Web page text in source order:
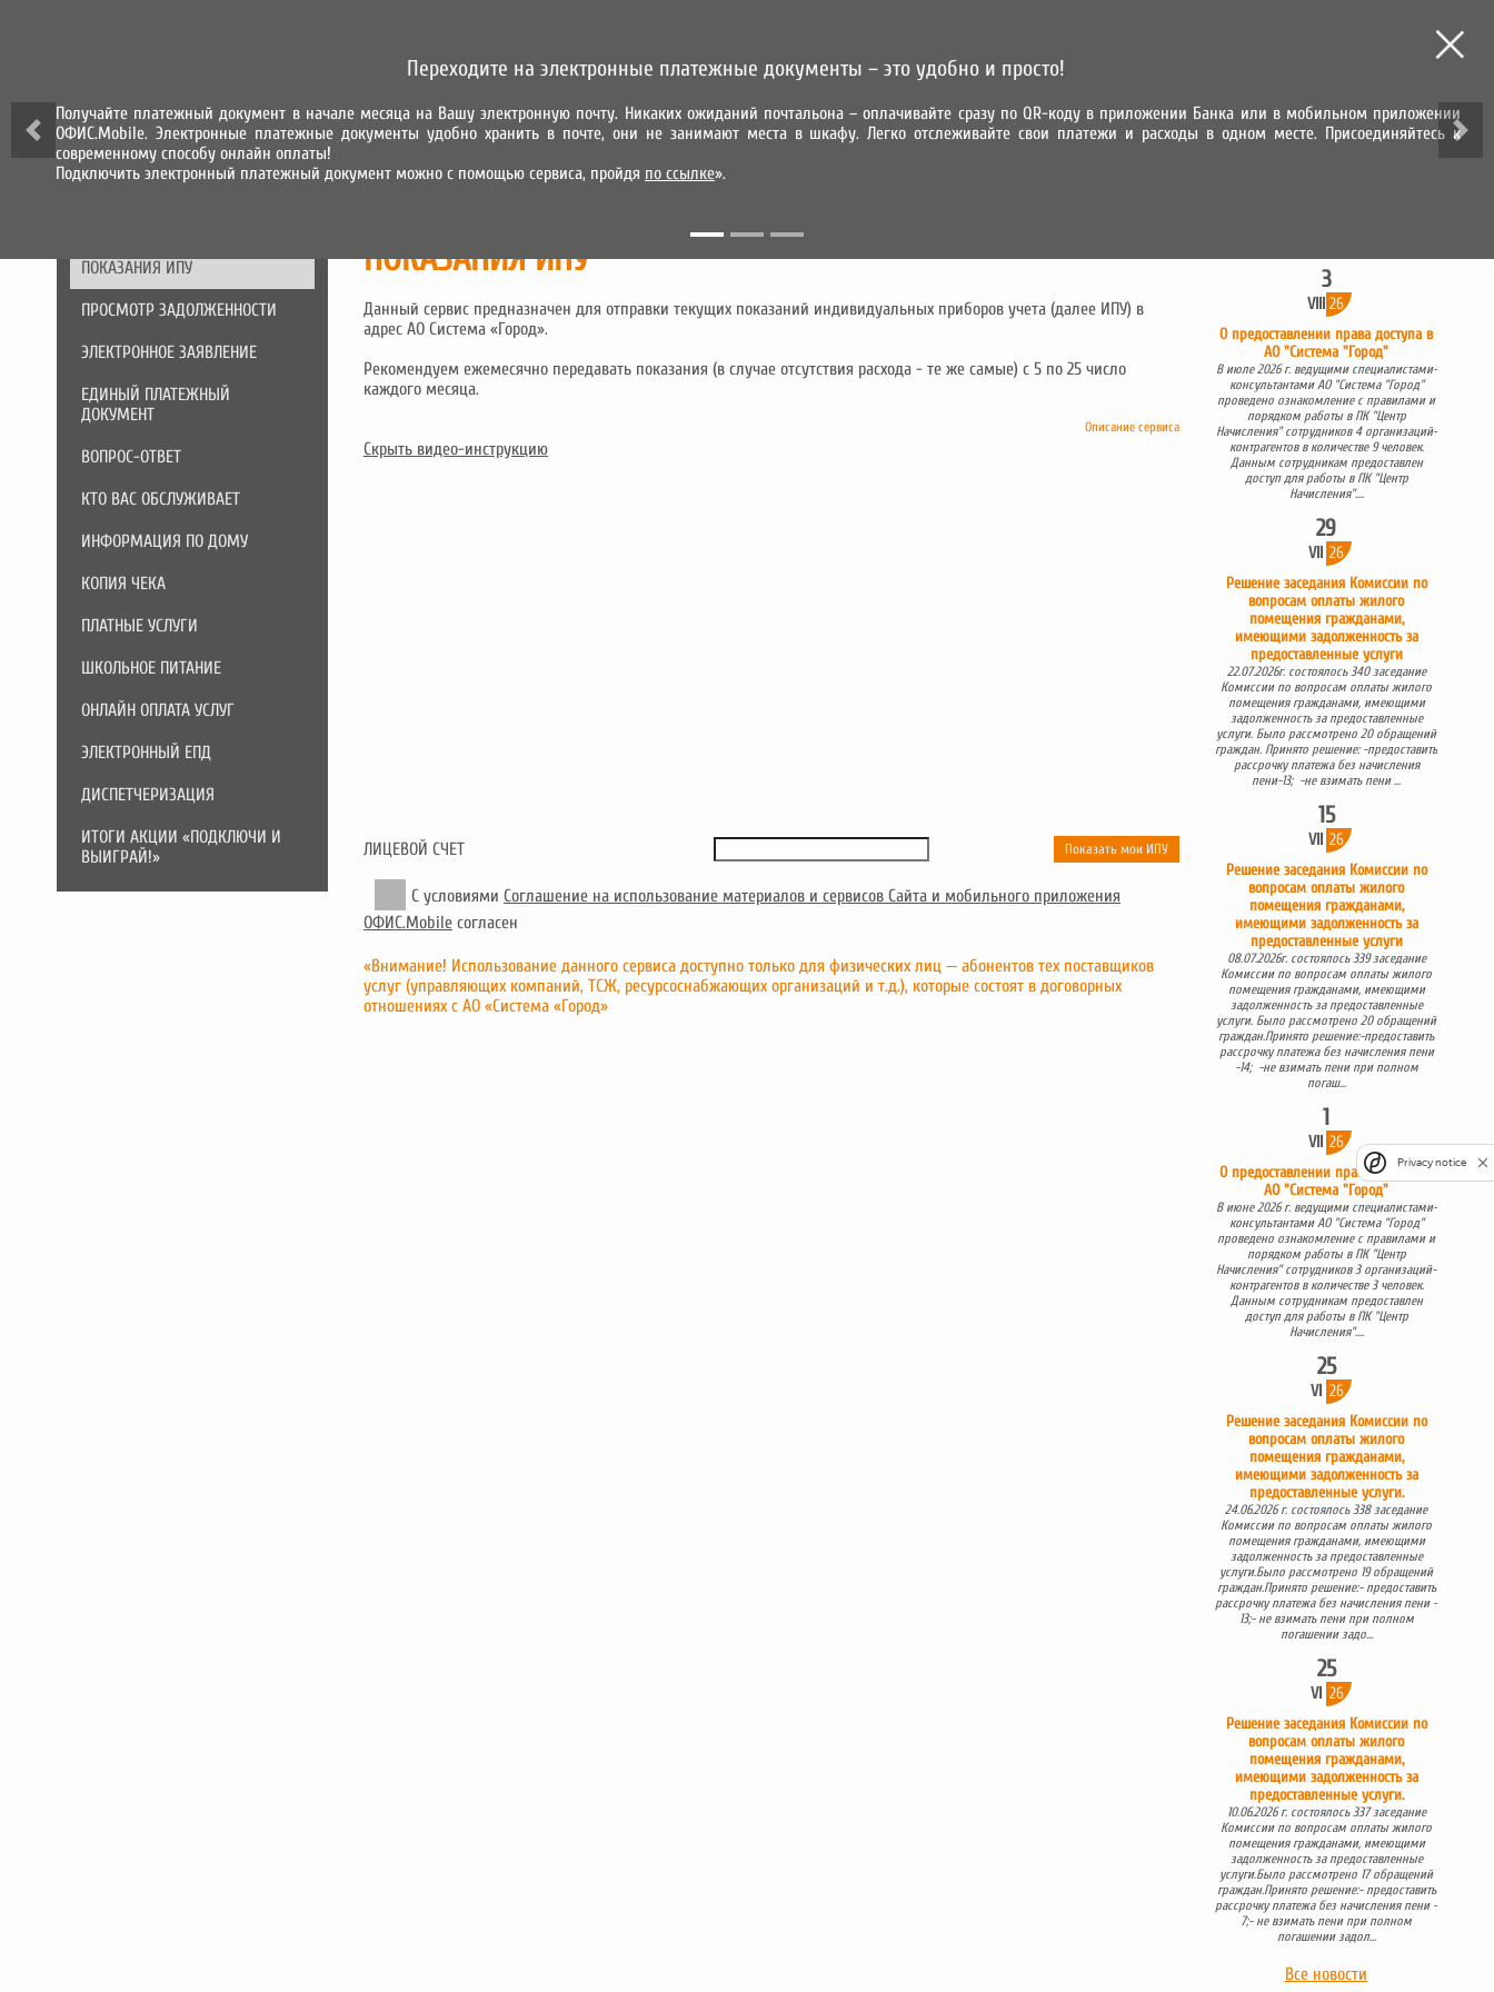
МЫ В СОЦИАЛЬНЫХ СЕТЯХ
МОБИЛЬНОЕ ПРИЛОЖЕНИЕ
ПОКАЗАНИЯ ИПУ
ПРОСМОТР ЗАДОЛЖЕННОСТИ
ЭЛЕКТРОННОЕ ЗАЯВЛЕНИЕ
ЕДИНЫЙ ПЛАТЕЖНЫЙ
ДОКУМЕНТ
ВОПРОС-ОТВЕТ
КТО ВАС ОБСЛУЖИВАЕТ
ИНФОРМАЦИЯ ПО ДОМУ
КОПИЯ ЧЕКА
ПЛАТНЫЕ УСЛУГИ
ШКОЛЬНОЕ ПИТАНИЕ
ОНЛАЙН ОПЛАТА УСЛУГ
ЭЛЕКТРОННЫЙ ЕПД
ДИСПЕТЧЕРИЗАЦИЯ
ИТОГИ АКЦИИ «ПОДКЛЮЧИ И
ВЫИГРАЙ!»
3
VIII 26
О предоставлении права доступа в
АО "Система "Город"
В июле 2026 г. ведущими специалистами-
консультантами АО "Система "Город"
проведено ознакомление с правилами и
порядком работы в ПК "Центр
Начисления" сотрудников 4 организаций-
контрагентов в количестве 9 человек.
Данным сотрудникам предоставлен
доступ для работы в ПК "Центр
Начисления"....
29
VII 26
Решение заседания Комиссии по
вопросам оплаты жилого
помещения гражданами,
имеющими задолженность за
предоставленные услуги
22.07.2026г. состоялось 340 заседание
Комиссии по вопросам оплаты жилого
помещения гражданами, имеющими
задолженность за предоставленные
услуги. Было рассмотрено 20 обращений
граждан. Принято решение: -предоставить
рассрочку платежа без начисления
пени-13; -не взимать пени ...
15
VII 26
Решение заседания Комиссии по
вопросам оплаты жилого
помещения гражданами,
имеющими задолженность за
предоставленные услуги
08.07.2026г. состоялось 339 заседание
Комиссии по вопросам оплаты жилого
помещения гражданами, имеющими
задолженность за предоставленные
услуги. Было рассмотрено 20 обращений
граждан.Принято решение:-предоставить
рассрочку платежа без начисления пени
-14; -не взимать пени при полном
погаш...
1
VII 26
О предоставлении права доступа в
АО "Система "Город"
В июне 2026 г. ведущими специалистами-
консультантами АО "Система "Город"
проведено ознакомление с правилами и
порядком работы в ПК "Центр
Начисления" сотрудников 3 организаций-
контрагентов в количестве 3 человек.
Данным сотрудникам предоставлен
доступ для работы в ПК "Центр
Начисления"....
25
VI 26
Решение заседания Комиссии по
вопросам оплаты жилого
помещения гражданами,
имеющими задолженность за
предоставленные услуги.
24.06.2026 г. состоялось 338 заседание
Комиссии по вопросам оплаты жилого
помещения гражданами, имеющими
задолженность за предоставленные
услуги.Было рассмотрено 19 обращений
граждан.Принято решение:- предоставить
рассрочку платежа без начисления пени -
13;- не взимать пени при полном
погашении задо...
25
VI 26
Решение заседания Комиссии по
вопросам оплаты жилого
помещения гражданами,
имеющими задолженность за
предоставленные услуги.
10.06.2026 г. состоялось 337 заседание
Комиссии по вопросам оплаты жилого
помещения гражданами, имеющими
задолженность за предоставленные
услуги.Было рассмотрено 17 обращений
граждан.Принято решение:- предоставить
рассрочку платежа без начисления пени -
7;- не взимать пени при полном
погашении задол...
Все новости
ПОКАЗАНИЯ ИПУ
Данный сервис предназначен для отправки текущих показаний индивидуальных приборов учета (далее ИПУ) в
адрес АО Система «Город».
Рекомендуем ежемесячно передавать показания (в случае отсутствия расхода - те же самые) с 5 по 25 число
каждого месяца.
Описание сервиса
Скрыть видео-инструкцию
ЛИЦЕВОЙ СЧЕТ Показать мои ИПУ
С условиями Соглашение на использование материалов и сервисов Сайта и мобильного приложения
ОФИС.Mobile согласен
«Внимание! Использование данного сервиса доступно только для физических лиц — абонентов тех поставщиков
услуг (управляющих компаний, ТСЖ, ресурсоснабжающих организаций и т.д.), которые состоят в договорных
отношениях с АО «Система «Город»
Переходите на электронные платежные документы – это удобно и просто!
Получайте платежный документ в начале месяца на Вашу электронную почту. Никаких ожиданий почтальона – оплачивайте сразу по QR-коду в приложении Банка или в мобильном приложении
ОФИС.Mobile. Электронные платежные документы удобно хранить в почте, они не занимают места в шкафу. Легко отслеживайте свои платежи и расходы в одном месте. Присоединяйтесь к
современному способу онлайн оплаты!
Подключить электронный платежный документ можно с помощью сервиса, пройдя по ссылке».
Privacy notice